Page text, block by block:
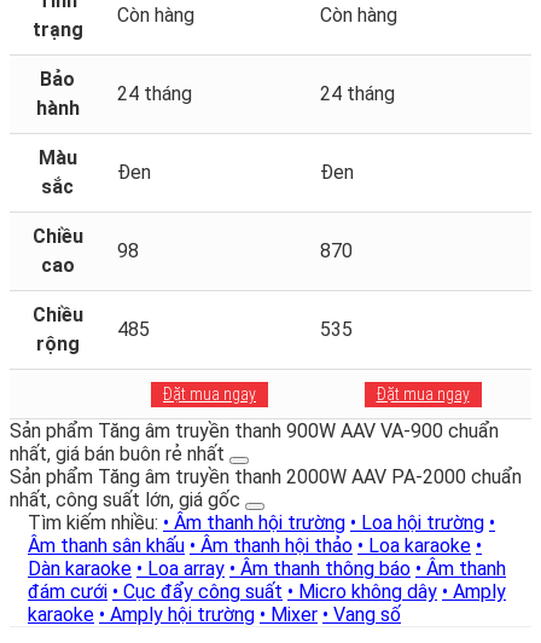
trạng
Còn hàng Còn hàng
Bảo
hành
24 tháng 24 tháng
Màu
sắc
Đen Đen
Chiều
cao
98 870
Chiều
rộng
485 535
Đặt mua ngay Đặt mua ngay
Sản phẩm Tăng âm truyền thanh 900W AAV VA-900 chuẩn
nhất, giá bán buôn rẻ nhất
Sản phẩm Tăng âm truyền thanh 2000W AAV PA-2000 chuẩn
nhất, công suất lớn, giá gốc
Tìm kiếm nhiều: • Âm thanh hội trường • Loa hội trường •
Âm thanh sân khấu • Âm thanh hội thảo • Loa karaoke •
Dàn karaoke • Loa array • Âm thanh thông báo • Âm thanh
đám cưới • Cục đẩy công suất • Micro không dây • Amply
karaoke • Amply hội trường • Mixer • Vang số